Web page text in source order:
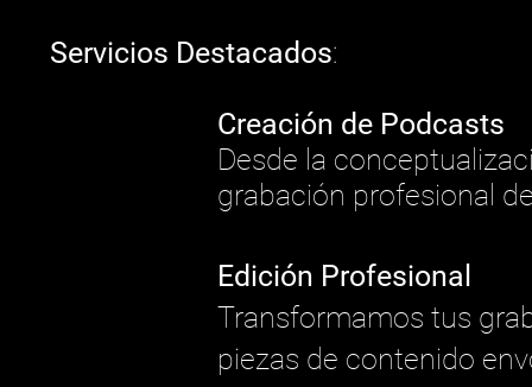
Servicios Destacados:
Creación de Podcasts
Desde la
grabación profesional
Edición Profesional
Transformamos tus
piezas de contenido